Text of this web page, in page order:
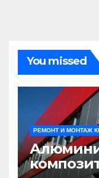
You missed
РЕМОНТ И МОНТАЖ